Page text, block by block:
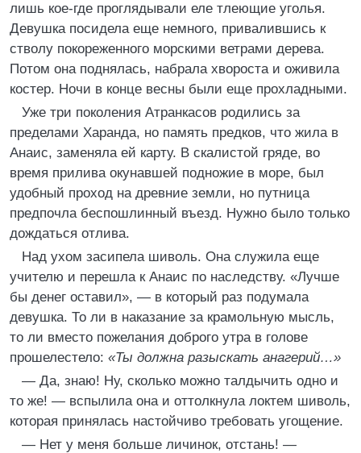
лишь кое-где проглядывали еле тлеющие уголья.
Девушка посидела еще немного, привалившись к
стволу покореженного морскими ветрами дерева.
Потом она поднялась, набрала хвороста и оживила
костер. Ночи в конце весны были еще прохладными.
Уже три поколения Атранкасов родились за
пределами Харанда, но память предков, что жила в
Анаис, заменяла ей карту. В скалистой гряде, во
время прилива окунавшей подножие в море, был
удобный проход на древние земли, но путница
предпочла беспошлинный въезд. Нужно было только
дождаться отлива.
Над ухом засипела шиволь. Она служила еще
учителю и перешла к Анаис по наследству. «Лучше
бы денег оставил», — в который раз подумала
девушка. То ли в наказание за крамольную мысль,
то ли вместо пожелания доброго утра в голове
прошелестело: «Ты должна разыскать анагерий…»
— Да, знаю! Ну, сколько можно талдычить одно и
то же! — вспылила она и оттолкнула локтем шиволь,
которая принялась настойчиво требовать угощение.
— Нет у меня больше личинок, отстань! —